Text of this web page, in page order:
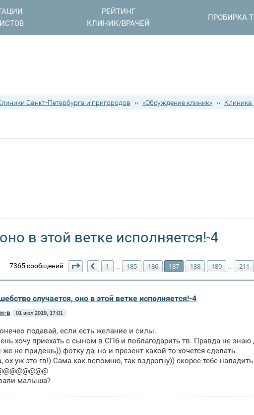
РЕЙТИНГ
КЛИНИК/ВРАЧЕЙ
ПРОБИРКА
Санкт-Петербурга и пригородов ›› «Обсуждение клиник» ›› Клиника
в этой ветке исполняется!-4
7365 сообщений Страница 187 из211
Пред.
1 … 185 186 187 188 189 … 211
случается, оно в этой ветке исполняется!-4
в 01 июл 2019, 17:01
подавай, если есть желание и силы.
хочу приехать с сыном в СПб и поблагодарить тв. Правда не знаю
же не придешь)) фотку да, но и презент какой то хочется сделать.
ох уж это гв!) Сама как вспомню, так вздрогну)) скорее тебе
малыша?